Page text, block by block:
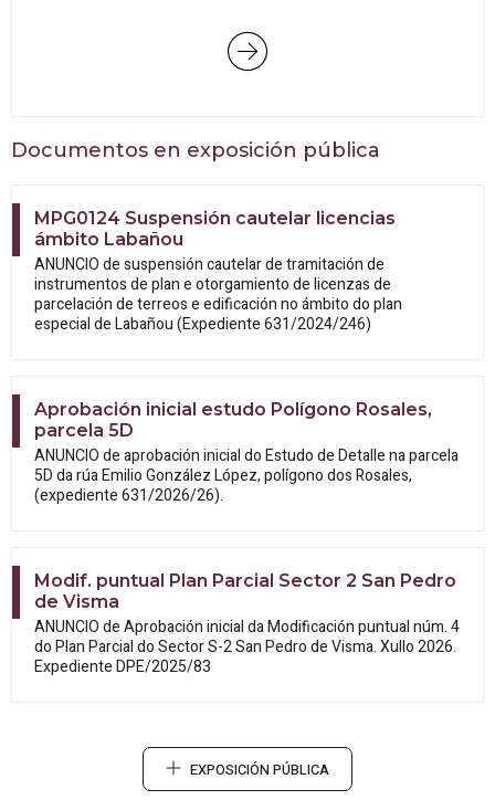
Documentos en exposición pública
MPG0124 Suspensión cautelar licencias
ámbito Labañou
ANUNCIO de suspensión cautelar de tramitación de
instrumentos de plan e otorgamiento de licenzas de
parcelación de terreos e edificación no ámbito do plan
especial de Labañou (Expediente 631/2024/246)
Aprobación inicial estudo Polígono Rosales,
parcela 5D
ANUNCIO de aprobación inicial do Estudode Detalle na parcela
5D da rúa Emilio González López, polígono dos Rosales,
(expediente 631/2026/26).
Modif. puntual Plan Parcial Sector 2 San Pedro
de Visma
ANUNCIO de Aprobación inicial daModificación puntual núm. 4
do Plan Parcial do Sector S-2 San Pedro de Visma. Xullo 2026.
Expediente DPE/2025/83
EXPOSICIÓN PÚBLICA